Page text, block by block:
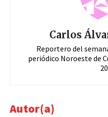
Carlos
Reportero del
periódico Noroeste de
Autor(a)